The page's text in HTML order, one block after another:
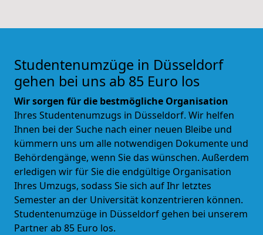
Studentenumzüge in Düsseldorf
gehen bei uns ab 85 Euro los
Wir sorgen für die bestmögliche Organisation
Ihres Studentenumzugs in Düsseldorf. Wir helfen
Ihnen bei der Suche nach einer neuen Bleibe und
kümmern uns um alle notwendigen Dokumente und
Behördengänge, wenn Sie das wünschen. Außerdem
erledigen wir für Sie die endgültige Organisation
Ihres Umzugs, sodass Sie sich auf Ihr letztes
Semester an der Universität konzentrieren können.
Studentenumzüge in Düsseldorf gehen bei unserem
Partner ab 85 Euro los.